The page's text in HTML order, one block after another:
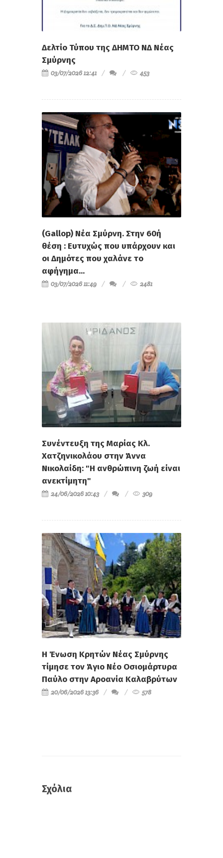
Δελτίο Τύπου της ΔΗΜΤΟ ΝΔ Νέας
Σμύρνης
03/07/2026 12:41 453
(Gallop) Νέα Σμύρνη. Στην 60ή
θέση : Ευτυχώς που υπάρχουν και
οι Δημότες που χαλάνε το
αφήγημα...
03/07/2026 11:49 2481
Συνέντευξη της Μαρίας Κλ.
Χατζηνικολάου στην Άννα
Νικολαίδη: "Η ανθρώπινη ζωή είναι
ανεκτίμητη"
24/06/2026 10:43 309
Η Ένωση Κρητών Νέας Σμύρνης
τίμησε τον Άγιο Νέο Οσιομάρτυρα
Παύλο στην Αροανία Καλαβρύτων
20/06/2026 13:36 578
Σχόλια